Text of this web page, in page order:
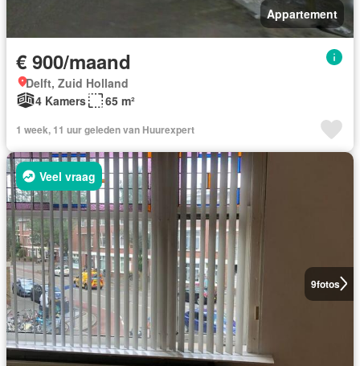
Appartement
€ 900/maand
Delft, Zuid Holland
4 Kamers
65 m²
1 week, 11 uur geleden van Huurexpert
9fotos
Veel vraag